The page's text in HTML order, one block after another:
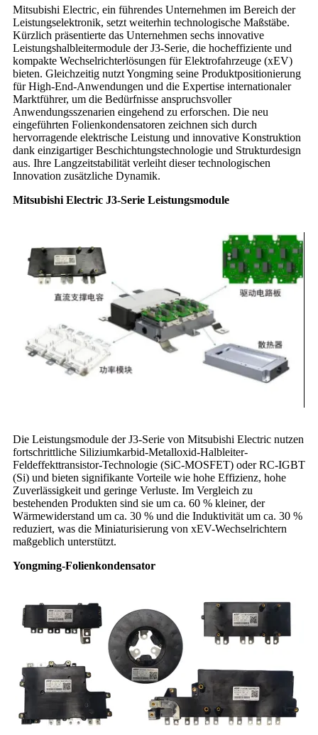
Mitsubishi Electric, ein führendes Unternehmen im Bereich der
Leistungselektronik, setzt weiterhin technologische Maßstäbe.
Kürzlich präsentierte das Unternehmen sechs innovative
Leistungshalbleitermodule der J3-Serie, die hocheffiziente und
kompakte Wechselrichterlösungen für Elektrofahrzeuge (xEV)
bieten. Gleichzeitig nutzt Yongming seine Produktpositionierung
für High-End-Anwendungen und die Expertise internationaler
Marktführer, um die Bedürfnisse anspruchsvoller
Anwendungsszenarien eingehend zu erforschen. Die neu
eingeführten Folienkondensatoren zeichnen sich durch
hervorragende elektrische Leistung und innovative Konstruktion
dank einzigartiger Beschichtungstechnologie und Strukturdesign
aus. Ihre Langzeitstabilität verleiht dieser technologischen
Innovation zusätzliche Dynamik.
Mitsubishi Electric J3-Serie Leistungsmodule
Die Leistungsmodule der J3-Serie von Mitsubishi Electric nutzen
fortschrittliche Siliziumkarbid-Metalloxid-Halbleiter-
Feldeffekttransistor-Technologie (SiC-MOSFET) oder RC-IGBT
(Si) und bieten signifikante Vorteile wie hohe Effizienz, hohe
Zuverlässigkeit und geringe Verluste. Im Vergleich zu
bestehenden Produkten sind sie um ca. 60 % kleiner, der
Wärmewiderstand um ca. 30 % und die Induktivität um ca. 30 %
reduziert, was die Miniaturisierung von xEV-Wechselrichtern
maßgeblich unterstützt.
Yongming-Folienkondensator